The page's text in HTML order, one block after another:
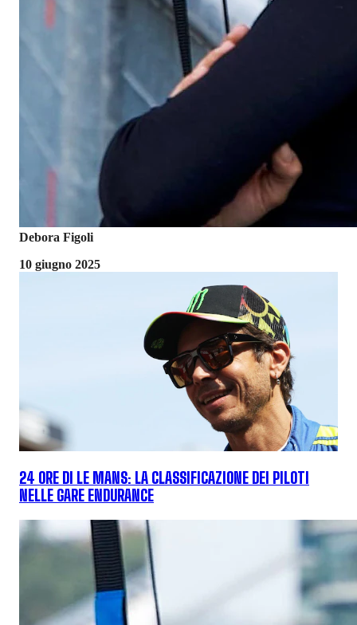
Debora Figoli
10 giugno 2025
24 ORE DI LE MANS: LA CLASSIFICAZIONE DEI PILOTI
NELLE GARE ENDURANCE